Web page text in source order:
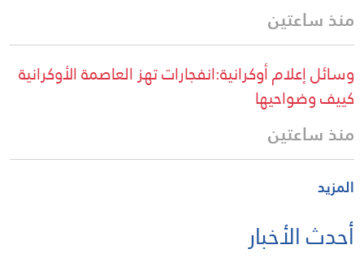
منذ ساعتين
وسائل إعلام أوكرانية:انفجارات تهز العاصمة الأوكرانية
كييف وضواحيها
منذ ساعتين
المزيد
أحدث الأخبار